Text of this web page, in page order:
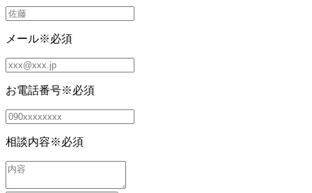
メール※必須
お電話番号※必須
相談内容※必須